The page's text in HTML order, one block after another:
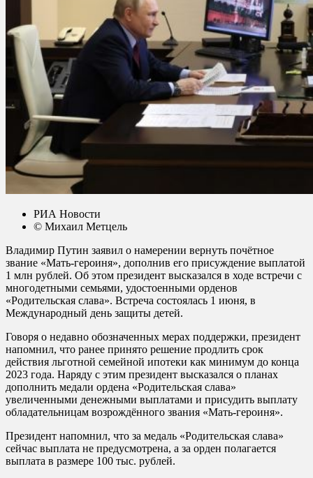
РИА Новости
© Михаил Метцель
Владимир Путин заявил о намерении вернуть почётное
звание «Мать-героиня», дополнив его присуждение выплатой
1 млн рублей. Об этом президент высказался в ходе встречи с
многодетными семьями, удостоенными орденов
«Родительская слава». Встреча состоялась 1 июня, в
Международный день защиты детей.
Говоря о недавно обозначенных мерах поддержки, президент
напомнил, что ранее принято решение продлить срок
действия льготной семейной ипотеки как минимум до конца
2023 года. Наряду с этим президент высказался о планах
дополнить медали ордена «Родительская слава»
увеличенными денежными выплатами и присудить выплату
обладательницам возрождённого звания «Мать-героиня».
Президент напомнил, что за медаль «Родительская слава»
сейчас выплата не предусмотрена, а за орден полагается
выплата в размере 100 тыс. рублей.